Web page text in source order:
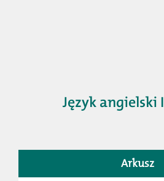
Język angielski
Arkusz